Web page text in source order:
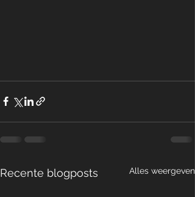
Recente blogposts Alles weergeven